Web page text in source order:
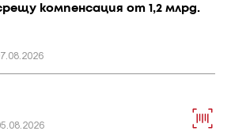
компенсация от 1,2 млрд.